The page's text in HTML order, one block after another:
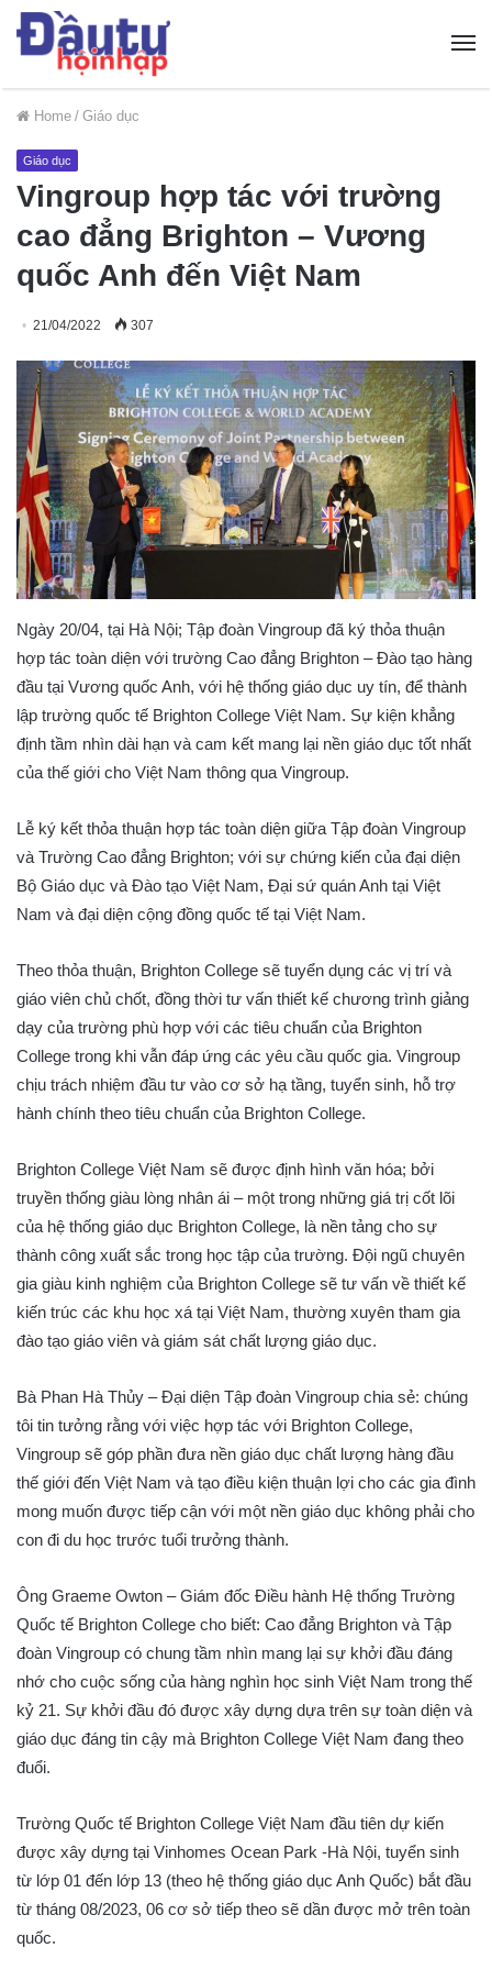
Home / Giáo dục
Giáo dục
Vingroup hợp tác với trường
cao đẳng Brighton – Vương
quốc Anh đến Việt Nam
21/04/2022 307
Ngày 20/04, tại Hà Nội; Tập đoàn Vingroup đã ký thỏa thuận
hợp tác toàn diện với trường Cao đẳng Brighton – Đào tạo hàng
đầu tại Vương quốc Anh, với hệ thống giáo dục uy tín, để thành
lập trường quốc tế Brighton College Việt Nam. Sự kiện khẳng
định tầm nhìn dài hạn và cam kết mang lại nền giáo dục tốt nhất
của thế giới cho Việt Nam thông qua Vingroup.
Lễ ký kết thỏa thuận hợp tác toàn diện giữa Tập đoàn Vingroup
và Trường Cao đẳng Brighton; với sự chứng kiến ​​của đại diện
Bộ Giáo dục và Đào tạo Việt Nam, Đại sứ quán Anh tại Việt
Nam và đại diện cộng đồng quốc tế tại Việt Nam.
Theo thỏa thuận, Brighton College sẽ tuyển dụng các vị trí và
giáo viên chủ chốt, đồng thời tư vấn thiết kế chương trình giảng
dạy của trường phù hợp với các tiêu chuẩn của Brighton
College trong khi vẫn đáp ứng các yêu cầu quốc gia. Vingroup
chịu trách nhiệm đầu tư vào cơ sở hạ tầng, tuyển sinh, hỗ trợ
hành chính theo tiêu chuẩn của Brighton College.
Brighton College Việt Nam sẽ được định hình văn hóa; bởi
truyền thống giàu lòng nhân ái – một trong những giá trị cốt lõi
của hệ thống giáo dục Brighton College, là nền tảng cho sự
thành công xuất sắc trong học tập của trường. Đội ngũ chuyên
gia giàu kinh nghiệm của Brighton College sẽ tư vấn về thiết kế
kiến ​​trúc các khu học xá tại Việt Nam, thường xuyên tham gia
đào tạo giáo viên và giám sát chất lượng giáo dục.
Bà Phan Hà Thủy – Đại diện Tập đoàn Vingroup chia sẻ: chúng
tôi tin tưởng rằng với việc hợp tác với Brighton College,
Vingroup sẽ góp phần đưa nền giáo dục chất lượng hàng đầu
thế giới đến Việt Nam và tạo điều kiện thuận lợi cho các gia đình
mong muốn được tiếp cận với một nền giáo dục không phải cho
con đi du học trước tuổi trưởng thành.
Ông Graeme Owton – Giám đốc Điều hành Hệ thống Trường
Quốc tế Brighton College cho biết: Cao đẳng Brighton và Tập
đoàn Vingroup có chung tầm nhìn mang lại sự khởi đầu đáng
nhớ cho cuộc sống của hàng nghìn học sinh Việt Nam trong thế
kỷ 21. Sự khởi đầu đó được xây dựng dựa trên sự toàn diện và
giáo dục đáng tin cậy mà Brighton College Việt Nam đang theo
đuổi.
Trường Quốc tế Brighton College Việt Nam đầu tiên dự kiến ​​
được xây dựng tại Vinhomes Ocean Park -Hà Nội, tuyển sinh
từ lớp 01 đến lớp 13 (theo hệ thống giáo dục Anh Quốc) bắt đầu
từ tháng 08/2023, 06 cơ sở tiếp theo sẽ dần được mở trên toàn
quốc.